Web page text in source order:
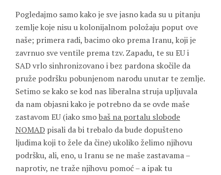
Pogledajmo samo kako je sve jasno kada su u pitanju
zemlje koje nisu u kolonijalnom položaju poput ove
naše; primera radi, bacimo oko prema Iranu, koji je
zavrnuo sve ventile prema tzv. Zapadu, te su EU i
SAD vrlo sinhronizovano i bez pardona skočile da
pruže podršku pobunjenom narodu unutar te zemlje.
Setimo se kako se kod nas liberalna struja upljuvala
da nam objasni kako je potrebno da se ovde maše
zastavom EU (iako smobaš na portalu slobode
NOMAD pisali da bi trebalo da bude dopušteno
ljudima koji to žele da čine) ukoliko želimo njihovu
podršku, ali, eno, u Iranu se ne maše zastavama –
naprotiv, ne traže njihovu pomoć – a ipak tu